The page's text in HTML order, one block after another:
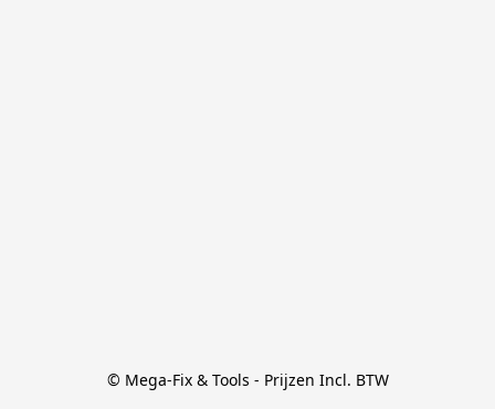
© Mega-Fix & Tools - Prijzen Incl. BTW